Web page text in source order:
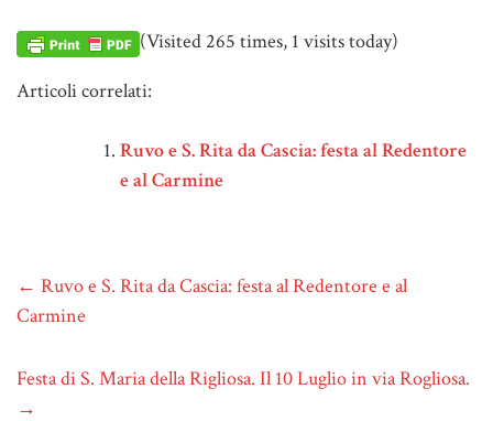
(Visited 265 times, 1 visits today)
Articoli correlati:
Ruvo e S. Rita da Cascia: festa al Redentore
e al Carmine
← Ruvo e S. Rita da Cascia: festa al Redentore e al
Carmine
Festa di S. Maria della Rigliosa. Il 10 Luglio in via Rogliosa.
→